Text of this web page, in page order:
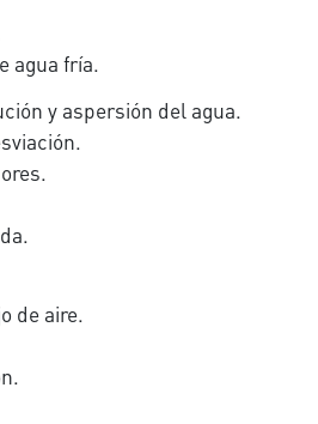
agua fría.
y aspersión del agua.
de aire.